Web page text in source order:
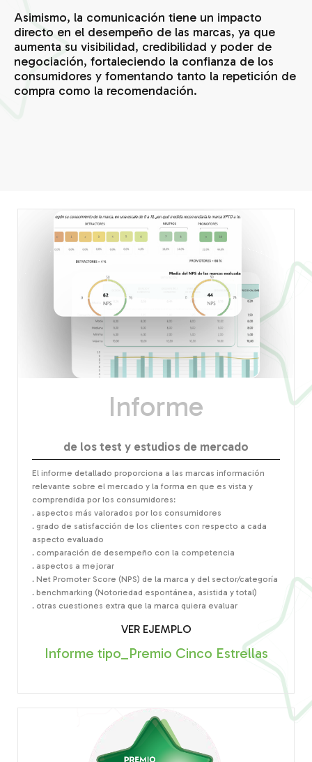
Asimismo, la comunicación tiene un impacto
directo en el desempeño de las marcas, ya que
aumenta su visibilidad, credibilidad y poder de
negociación, fortaleciendo la confianza de los
consumidores y fomentando tanto la repetición de
compra como la recomendación.
Informe
de los test y estudios de mercado
El informe detallado proporciona a las marcas información
relevante sobre el mercado y la forma en que es vista y
comprendida por los consumidores:
. aspectos más valorados por los consumidores
. grado de satisfacción de los clientes con respecto a cada
aspecto evaluado
. comparación de desempeño con la competencia
. aspectos a mejorar
. Net Promoter Score (NPS) de la marca y del sector/categoría
. benchmarking (Notoriedad espontánea, asistida y total)
. otras cuestiones extra que la marca quiera evaluar
VER EJEMPLO
Informe tipo_Premio Cinco Estrellas